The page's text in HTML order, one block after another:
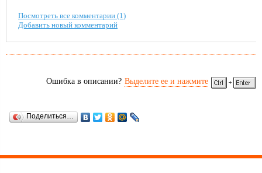
Посмотреть все комментарии (1)
Добавить новый комментарий
Ошибка в описании? Выделите ее и нажмите
Поделиться…